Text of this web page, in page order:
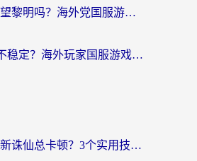
出国还能打守望黎明吗？海外党国服游戏不卡顿的终极解法
奇迹MU延迟不稳定？海外玩家国服游戏加速器终极指南：从卡顿到丝滑的秘密
在国外玩梦幻新诛仙总卡顿？3个实用技巧解决海外党痛点（附回国加速器选择指南）